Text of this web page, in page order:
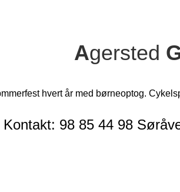
Agersted
hvert år med børneoptog.
Kontakt: 98 85 44 98